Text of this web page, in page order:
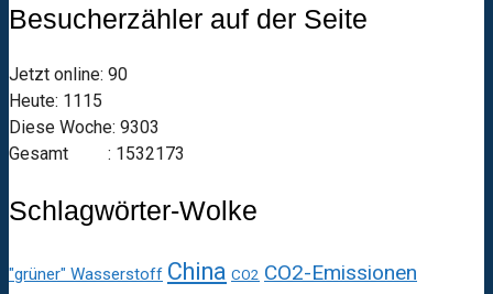
Besucherzähler auf der Seite
Jetzt online: 90
Heute: 1115
Diese Woche: 9303
Gesamt : 1532173
Schlagwörter-Wolke
"grüner" Wasserstoff China CO2 CO2-Emissionen